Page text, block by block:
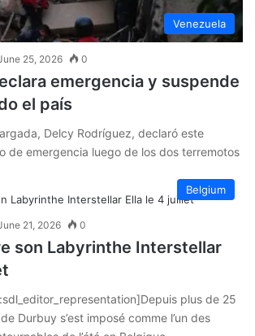
Venezuela
25, 2026 0
emergencia y suspende
el país
Delcy Rodríguez, declaró este
de emergencia luego de los dos terremotos
Belgium
21, 2026 0
son Labyrinthe Interstellar
plus de 25
Durbuy s’est imposé comme l’un des